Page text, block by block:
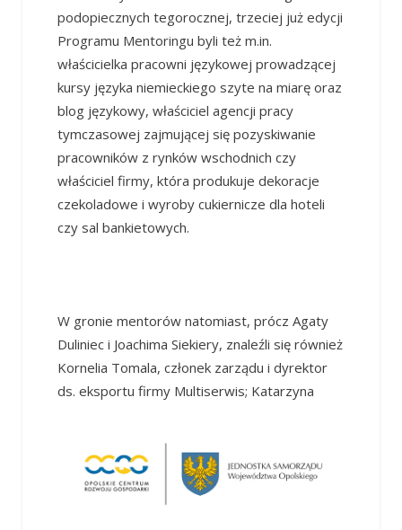
podopiecznych tegorocznej, trzeciej już edycji
Programu Mentoringu byli też m.in.
właścicielka pracowni językowej prowadzącej
kursy języka niemieckiego szyte na miarę oraz
blog językowy, właściciel agencji pracy
tymczasowej zajmującej się pozyskiwanie
pracowników z rynków wschodnich czy
właściciel firmy, która produkuje dekoracje
czekoladowe i wyroby cukiernicze dla hoteli
czy sal bankietowych.
W gronie mentorów natomiast, prócz Agaty
Duliniec i Joachima Siekiery, znaleźli się również
Kornelia Tomala, członek zarządu i dyrektor
ds. eksportu firmy Multiserwis; Katarzyna